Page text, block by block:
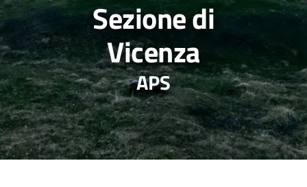
Sezione di
Vicenza
APS